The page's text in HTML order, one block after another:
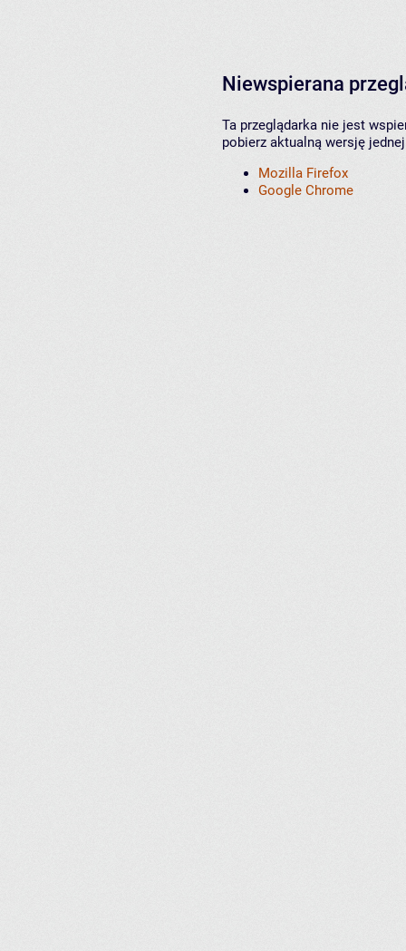
Niewspierana
Ta przeglądarka nie jest
pobierz aktualną wersję
Mozilla Firefox
Google Chrome